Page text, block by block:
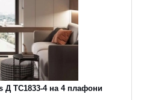
Д ТС1833-4 на 4 плафони